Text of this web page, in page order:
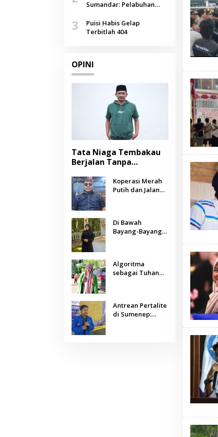
Agustus
Sumandar: Pelabuhan
Selendang Benang Merah
Lombang
3
Puisi Habis Gelap
Terbitlah 404
OPINI
Tata Niaga Tembakau
Berjalan Tanpa
Negara Berpihak
kepada Petani?
Koperasi Merah
Putih dan Jalan
Di Bawah
Bayang-Bayang
Era Kecerdasan
Buatan
Algoritma
sebagai Tuhan
Antrean Pertalite
di Sumenep: